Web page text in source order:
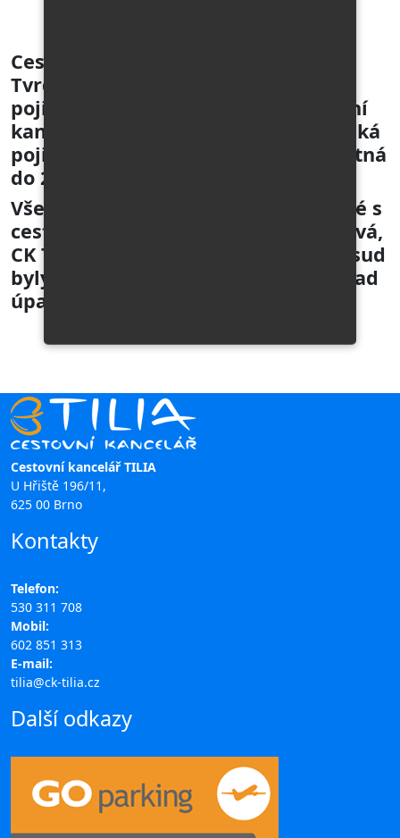
Cestovní kancelář TILIA - Ludmila
Tvrdoňová má sjednáno řádné
pojištění pro případ úpadku cestovní
kanceláře u Pojišťovny Generali Česká
pojišťovna. Současná pojistka je platná
do 28. 1. 2026.
Všechny smlouvy o zájezdu uzavřené s
cestovní kanceláří Ludmila Tvrdoňová,
CK Tilia kdykoliv od roku 2001 doposud
byly a jsou řádně pojištěny pro případ
úpadku cestovní kanceláře.
Cestovní kancelář TILIA
U Hřiště 196/11,
625 00 Brno
Kontakty
Telefon:
530 311 708
Mobil:
602 851 313
E-mail:
tilia@ck-tilia.cz
Další odkazy